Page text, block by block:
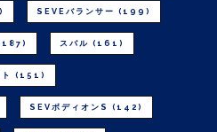
SEVEバランサー (199)
スバル (161)
(151)
SEVボディオンS (142)